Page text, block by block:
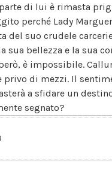
di lui è rimasta
perché Lady
del suo crudele
sua bellezza e la sua
è impossibile.
privo di mezzi. Il
a sfidare un
segnato?